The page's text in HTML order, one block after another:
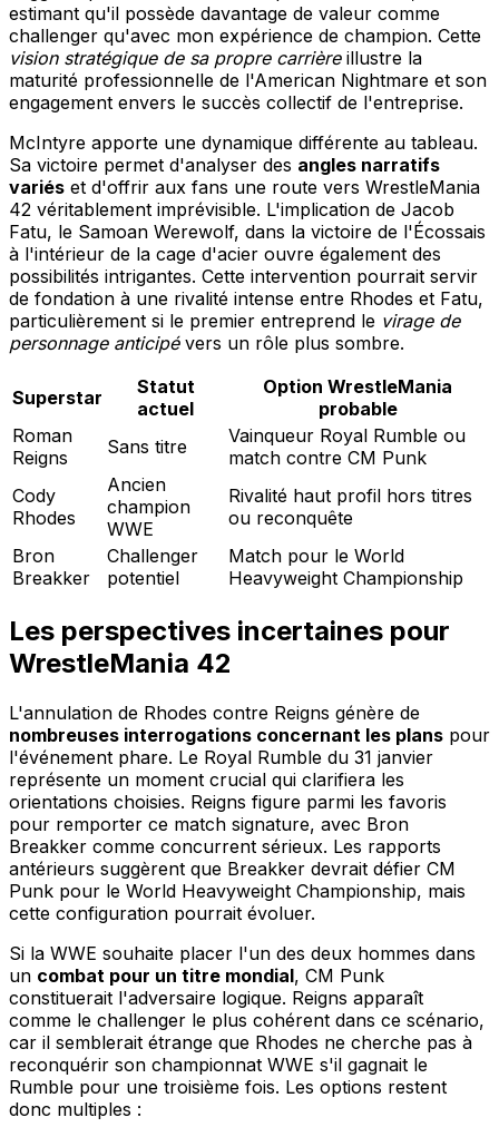
estimant qu'il possède davantage de valeur comme
challenger qu'avec mon expérience de champion. Cette
vision stratégique de sa propre carrièreillustre la
maturité professionnelle de l'American Nightmare et son
engagement envers le succès collectif de l'entreprise.
McIntyre apporte une dynamique différente au tableau.
Sa victoire permet d'analyser des angles narratifs
variés et d'offrir aux fans une route vers WrestleMania
42 véritablement imprévisible. L'implication de Jacob
Fatu, le Samoan Werewolf, dans la victoire de l'Écossais
à l'intérieur de la cage d'acier ouvre également des
possibilités intrigantes. Cette intervention pourrait servir
de fondation à une rivalité intense entre Rhodes et Fatu,
particulièrement si le premier entreprend le virage de
personnage anticipévers un rôle plus sombre.
Superstar
Statut
actuel
Option WrestleMania
probable
Roman
Reigns
Sans titre
Vainqueur Royal Rumble ou
match contre CM Punk
Cody
Rhodes
Ancien
champion
WWE
Rivalité haut profil hors titres
ou reconquête
Bron
Breakker
Challenger
potentiel
Match pour le World
Heavyweight Championship
Les perspectives incertaines pour
WrestleMania 42
L'annulation de Rhodes contre Reigns génère de
nombreuses interrogations concernant les plans pour
l'événement phare. Le Royal Rumble du 31 janvier
représente un moment crucial qui clarifiera les
orientations choisies. Reigns figure parmi les favoris
pour remporter ce match signature, avec Bron
Breakker comme concurrent sérieux. Les rapports
antérieurs suggèrent que Breakker devrait défier CM
Punk pour le World Heavyweight Championship, mais
cette configuration pourrait évoluer.
Si la WWE souhaite placer l'un des deux hommes dans
un combat pour un titre mondial, CM Punk
constituerait l'adversaire logique. Reigns apparaît
comme le challenger le plus cohérent dans ce scénario,
car il semblerait étrange que Rhodes ne cherche pas à
reconquérir son championnat WWE s'il gagnait le
Rumble pour une troisième fois. Les options restent
donc multiples :